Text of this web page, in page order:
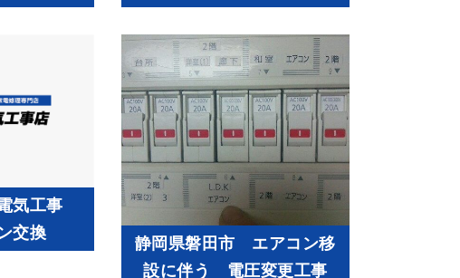
気工事
交換
静岡県磐田市 エアコン移
設に伴う 電圧変更工事